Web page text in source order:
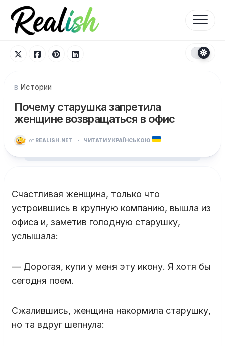
Перейти
содержанию
в Истории
Почему старушка запретила
женщине возвращаться в офис
от REALISH.NET · ЧИТАТИ УКРАЇНСЬКОЮ
Счастливая женщина, только что
устроившись в крупную компанию, вышла из
офиса и, заметив голодную старушку,
услышала:
— Дорогая, купи у меня эту икону. Я хотя бы
сегодня поем.
Сжалившись, женщина накормила старушку,
но та вдруг шепнула: